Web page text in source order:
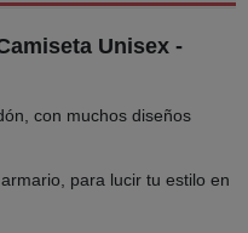
Unisex -
con muchos diseños
para lucir tu estilo en